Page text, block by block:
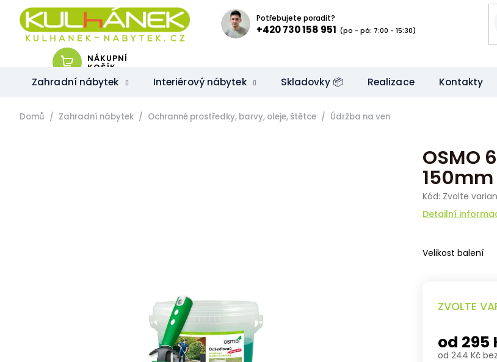
obsah
Potřebujete poradit?
+420 730 158 951 (po - pá: 7:00 - 15:30)
NÁKUPNÍ
KOŠÍK
Zahradní nábytek Interiérový nábytek Skladovky 📦 Realizace Kontakty
Domů Zahradní nábytek Ochranné prostředky, barvy, oleje, štětce Údržba na ven
OSMO
150mm
Kód: Zvolte
ZVOLTE
od 295
od 244 Kč
Velikost balení
Detailní